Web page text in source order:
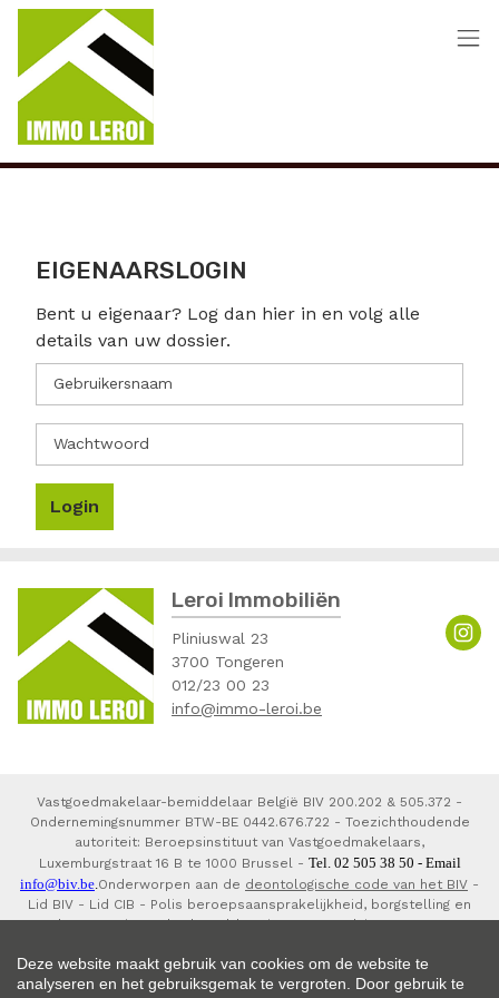
Menu overslaan en naar de inhoud gaan
EIGENAARSLOGIN
Bent u eigenaar? Log dan hier in en volg alle
details van uw dossier.
Gebruikersnaam
Wachtwoord
Login
Leroi Immobiliën
Pliniuswal 23
3700 Tongeren
012/23 00 23
info@immo-leroi.be
Vastgoedmakelaar-bemiddelaar België BIV 200.202 & 505.372 -
Ondernemingsnummer BTW-BE 0442.676.722 - Toezichthoudende
autoriteit: Beroepsinstituut van Vastgoedmakelaars,
Luxemburgstraat 16 B te 1000 Brussel - Tel. 02 505 38 50 - Email
info@biv.be.Onderworpen aan de deontologische code van het BIV -
Lid BIV - Lid CIB - Polis beroepsaansprakelijkheid, borgstelling en
waarborgorganisme derdengelden via NV AXA Belgium 730.390.160,
Deze website maakt gebruik van cookies om de website te
analyseren en het gebruiksgemak te vergroten. Door gebruik te